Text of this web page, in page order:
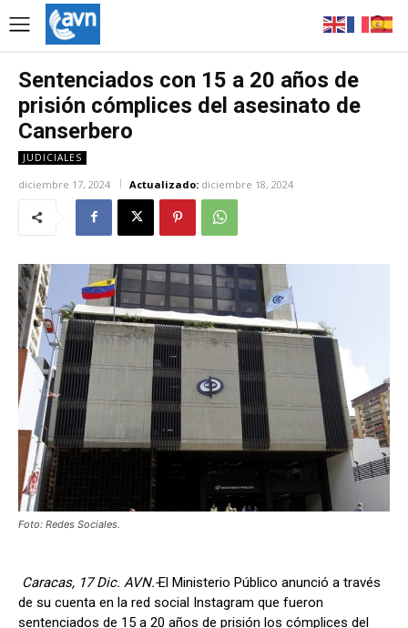
Sentenciados con 15 a 20 años de
prisión cómplices del asesinato de
Canserbero
JUDICIALES
diciembre 17, 2024 Actualizado: diciembre 18, 2024
Foto: Redes Sociales.
Caracas, 17 Dic. AVN.-El Ministerio Público anunció a través
de su cuenta en la red social Instagram que fueron
sentenciados de 15 a 20 años de prisión los cómplices del